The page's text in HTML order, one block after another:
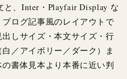
と、Inter・Playfair Display な
ログ記事風のレイアウトで
しサイズ・本文サイズ・行
／アイボリー／ダーク）ま
書体見本より本番に近い判